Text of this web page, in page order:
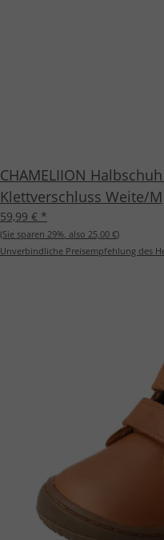
CHAMELIION
Klettverschluss Weite/M
59,99 € *
(Sie sparen 29%, also 25,00 €)
Unverbindliche Preisempfehlung des